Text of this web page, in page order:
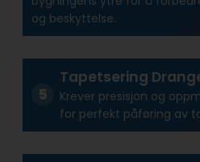
og beskyttelse.
Tapetsering
Krever presisjon og
for perfekt påføring av